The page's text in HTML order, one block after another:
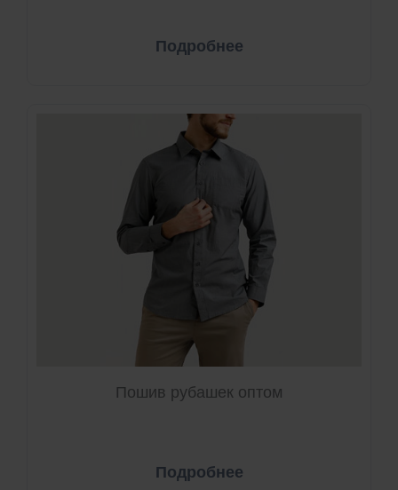
Подробнее
Пошив рубашек оптом
Подробнее